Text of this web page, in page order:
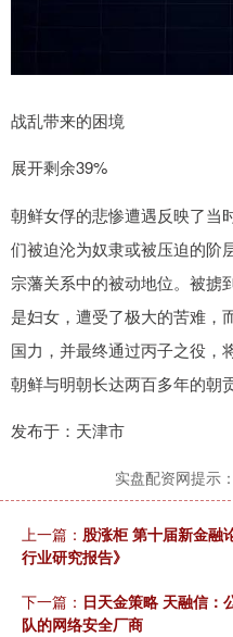
战乱带来的困境
展开剩余39%
朝鲜女俘的悲惨遭遇反映了当
们被迫沦为奴隶或被压迫的阶
宗藩关系中的被动地位。被掳
是妇女，遭受了极大的苦难，
国力，并最终通过丙子之役，
朝鲜与明朝长达两百多年的朝
发布于：天津市
实盘配资网提示
上一篇： 股涨柜 第十届新金融
行业研究报告》
下一篇： 日天金策略 天融信：
队的网络安全厂商